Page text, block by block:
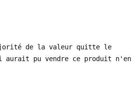
de la valeur quitte le
pu vendre ce produit n'en